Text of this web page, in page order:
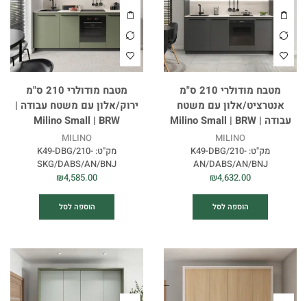
מטבח מודולרי 210 ס"מ
אנטרציט/אלון עם משטח
עבודה | Milino Small | BRW
MILINO
מק"ט: K49-DBG/210-
AN/DABS/AN/BNJ
₪4,632.00
הוספה לסל
מטבח מודולרי 210 ס"מ
ירוק/אלון עם משטח עבודה |
Milino Small | BRW
MILINO
מק"ט: K49-DBG/210-
SKG/DABS/AN/BNJ
₪4,585.00
הוספה לסל